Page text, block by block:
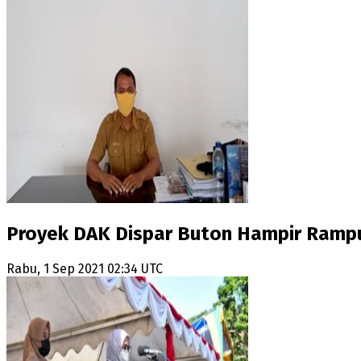
Proyek DAK Dispar Buton Hampir
Rabu, 1 Sep 2021 02:34 UTC